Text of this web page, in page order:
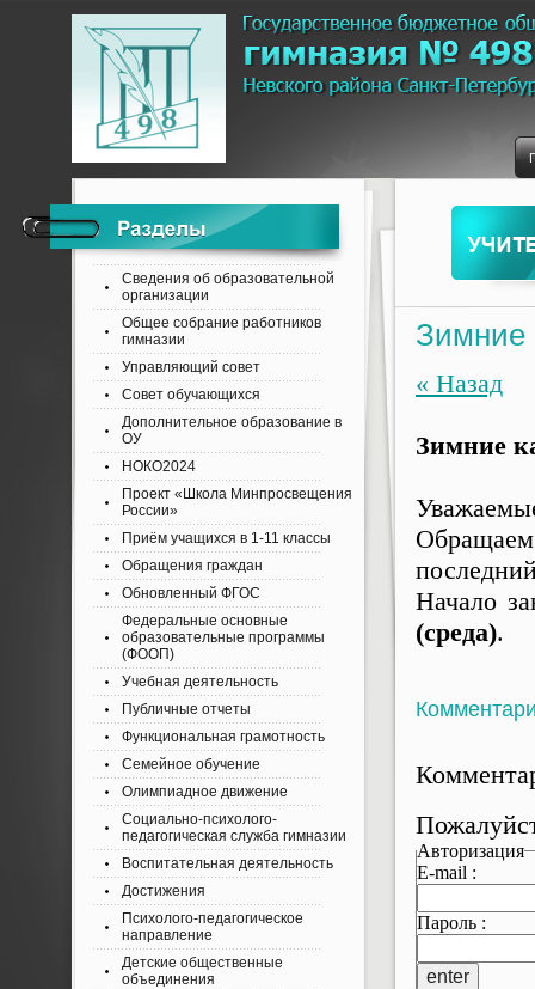
Зимние
« Назад
Зимние
Начало
(среда).
Авторизация
E-mail :
Пароль :
Сведения об образовательной
организации
Общее собрание работников
гимназии
Управляющий совет
Совет обучающихся
Дополнительное образование в
ОУ
НОКО2024
Проект «Школа Минпросвещения
России»
Приём учащихся в 1-11 классы
Обращения граждан
Обновленный ФГОС
Федеральные основные
образовательные программы
(ФООП)
Учебная деятельность
Публичные отчеты
Функциональная грамотность
Семейное обучение
Олимпиадное движение
Социально-психолого-
педагогическая служба гимназии
Воспитательная деятельность
Достижения
Психолого-педагогическое
направление
Детские общественные
объединения